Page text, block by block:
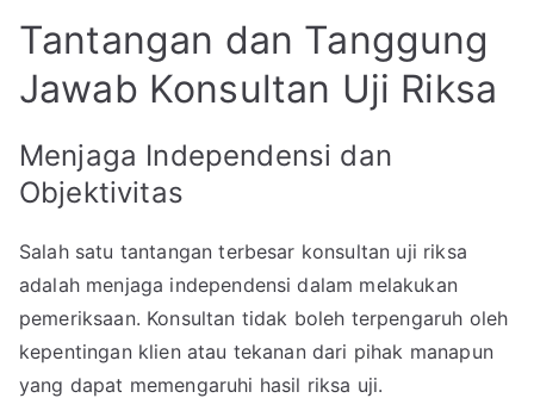
Tantangan dan Tanggung
Jawab Konsultan Uji Riksa
Menjaga Independensi dan
Objektivitas
Salah satu tantangan terbesar konsultan uji riksa
adalah menjaga independensi dalam melakukan
pemeriksaan. Konsultan tidak boleh terpengaruh oleh
kepentingan klien atau tekanan dari pihak manapun
yang dapat memengaruhi hasil riksa uji.